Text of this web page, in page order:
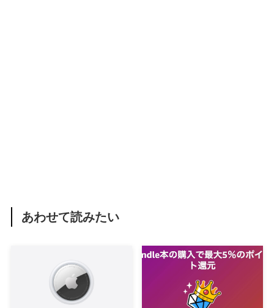
あわせて読みたい